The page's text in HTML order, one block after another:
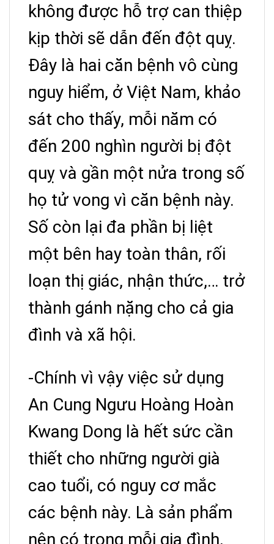
không được hỗ trợ can thiệp
kịp thời sẽ dẫn đến đột quỵ.
Đây là hai căn bệnh vô cùng
nguy hiểm, ở Việt Nam, khảo
sát cho thấy, mỗi năm có
đến 200 nghìn người bị đột
quỵ và gần một nửa trong số
họ tử vong vì căn bệnh này.
Số còn lại đa phần bị liệt
một bên hay toàn thân, rối
loạn thị giác, nhận thức,… trở
thành gánh nặng cho cả gia
đình và xã hội.
-Chính vì vậy việc sử dụng
An Cung Ngưu Hoàng Hoàn
Kwang Dong là hết sức cần
thiết cho những người già
cao tuổi, có nguy cơ mắc
các bệnh này. Là sản phẩm
nên có trong mỗi gia đình,